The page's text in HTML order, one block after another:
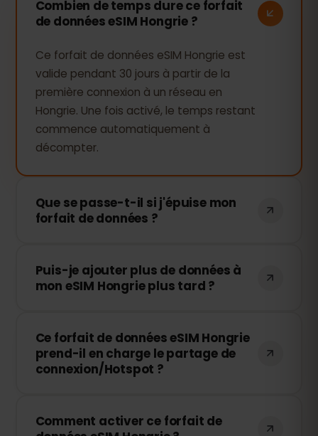
Combien de temps dure ce forfait
de données eSIM Hongrie ?
Ce forfait de données eSIM Hongrie est
valide pendant 30 jours à partir de la
première connexion à un réseau en
Hongrie. Une fois activé, le temps restant
commence automatiquement à
décompter.
Que se passe-t-il si j'épuise mon
forfait de données ?
connexion sera interrompue. Vous
pouvez facilement recharger votre eSIM
Puis-je ajouter plus de données à
mon eSIM Hongrie plus tard ?
supplémentaires à tout moment sans
réinstaller votre eSIM. Il vous suffit
d'accéder à votre compte et de choisir
Ce forfait de données eSIM Hongrie
prend-il en charge le partage de
connexion/Hotspot ?
connexion mobile en mode Hotspot avec
Comment activer ce forfait de